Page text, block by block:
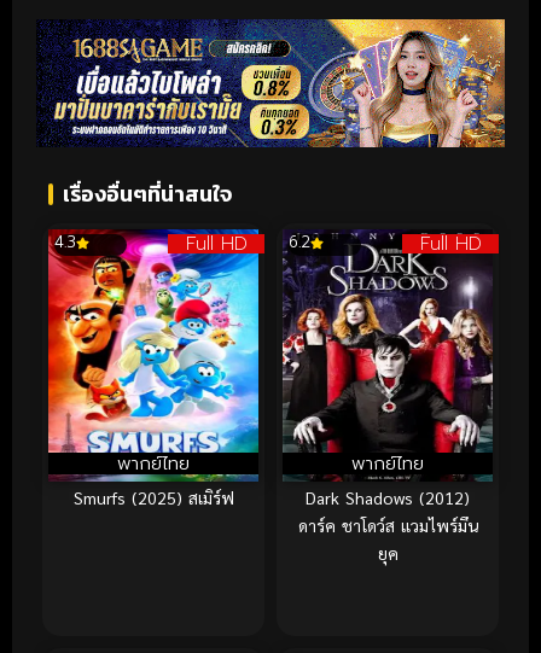
เรื่องอื่นๆที่น่าสนใจ
Full HD
พากย์ไทย
4.3
Smurfs (2025) สเมิร์ฟ
Full HD
พากย์ไทย
6.2
Dark Shadows (2012)
ดาร์ค ชาโดว์ส แวมไพร์มึน
ยุค